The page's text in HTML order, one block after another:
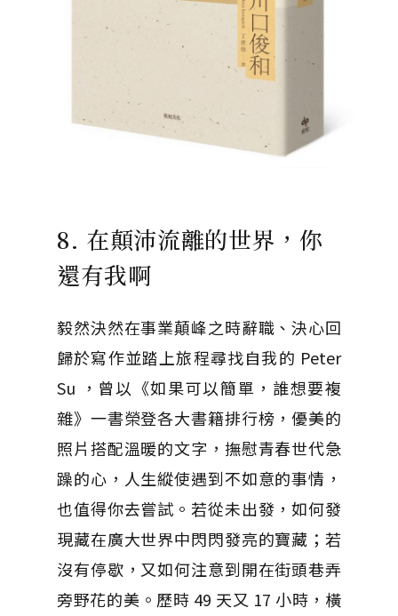
8. 在顛沛流離的世界，你
還有我啊
毅然決然在事業顛峰之時辭職、決心回
歸於寫作並踏上旅程尋找自我的 Peter
Su ，曾以《如果可以簡單，誰想要複
雜》一書榮登各大書籍排行榜，優美的
照片搭配溫暖的文字，撫慰青春世代急
躁的心，人生縱使遇到不如意的事情，
也值得你去嘗試。若從未出發，如何發
現藏在廣大世界中閃閃發亮的寶藏；若
沒有停歇，又如何注意到開在街頭巷弄
旁野花的美。歷時 49 天又 17 小時，橫